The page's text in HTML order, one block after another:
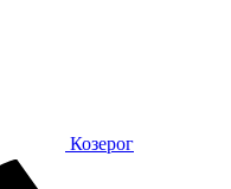
Козерог